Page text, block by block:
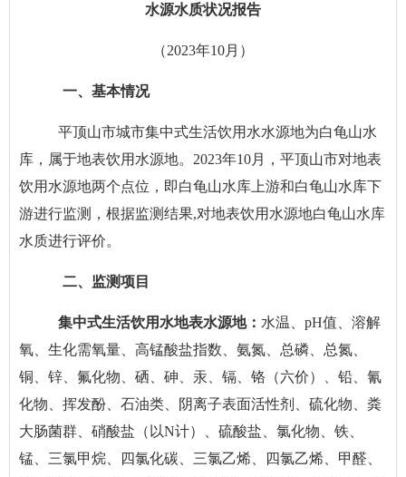
水源水质状况报告
（2023年10月）
一、基本情况
平顶山市城市集中式生活饮用水水源地为白龟山水
库，属于地表饮用水源地。 2023年10月，平顶山市对地表
饮用水源地两个点位，即白龟山水库上游和白龟山水库下
游进行监测，根据监测结果,对地表饮用水源地白龟山水库
水质进行评价。
二、监测项目
集中式生活饮用水地表水源地： 水温、 pH值、溶解
氧、生化需氧量、高锰酸盐指数、氨氮、总磷、总氮、
铜、锌、氟化物、硒、砷、汞、镉、铬（六价）、铅、氰
化物、挥发酚、石油类、阴离子表面活性剂、硫化物、粪
大肠菌群、硝酸盐（以N计）、硫酸盐、氯化物、铁、
锰、三氯甲烷、四氯化碳、三氯乙烯、四氯乙烯、甲醛、